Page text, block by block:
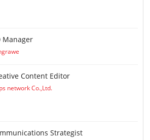
Manager
Content Editor
network Co.,Ltd.
Strategist